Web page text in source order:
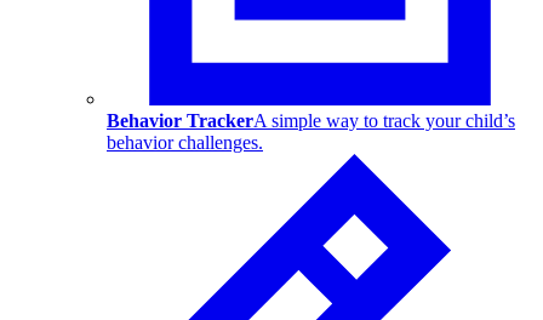
Behavior TrackerA simple way to track your child’s
behavior challenges.